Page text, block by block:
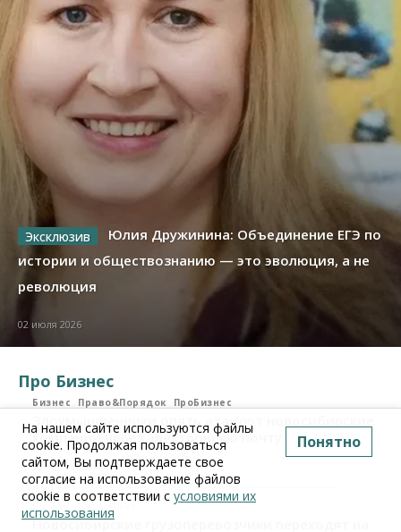
Юлия Дружинина: Объединение ЕГЭ по
истории и обществознанию — это эволюция, а не
революция
02 июля 2026
Про Бизнес
Бизнес Право&Порядок ПроБизнес
Злоумышленники опять атакуют новосибирские
компании через электронную почту
06 августа 2026, 11:00
Новосибирские грузоперевозчики переходят на
На нашем сайте используются файлы
cookie. Продолжая пользоваться
сайтом, Вы подтверждаете свое
согласие на использование файлов
cookie в соответствии с условиями их
использования
Понятно